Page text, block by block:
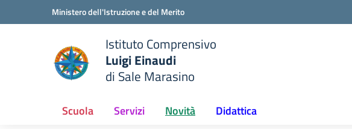
Vai ai contenuti
Vai al menu di navigazioneMinistero dell'Istruzione e del Merito
scuola
Istituto Comprensivo
Luigi Einaudi
di Sale Marasino
Scuola Servizi Novità Didattica